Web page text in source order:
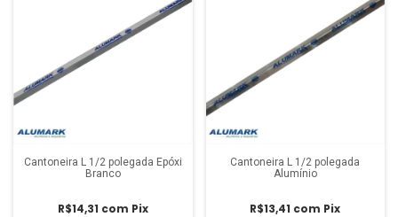
Cantoneira L 1/2 polegada Epóxi
Branco
R$14,31 com Pix
Cantoneira L 1/2 polegada
Alumínio
R$13,41 com Pix